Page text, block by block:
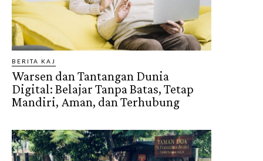
BERITA KAJ
Warsen dan Tantangan Dunia
Digital: Belajar Tanpa Batas, Tetap
Mandiri, Aman, dan Terhubung